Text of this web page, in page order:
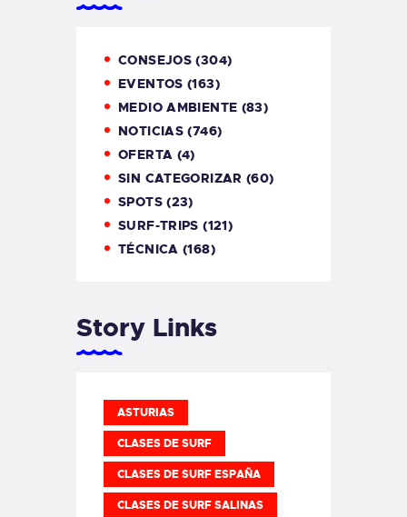
CONSEJOS (304)
EVENTOS (163)
MEDIO AMBIENTE (83)
NOTICIAS (746)
OFERTA (4)
SIN CATEGORIZAR (60)
SPOTS(23)
SURF-TRIPS (121)
TÉCNICA (168)
Story Links
ASTURIAS
CLASES DE SURF
CLASES DE SURF ESPAÑA
CLASES DE SURF SALINAS